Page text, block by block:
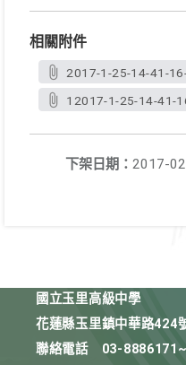
相關附件
2017-1-25-14-41-
12017-1-25-14-41-
下架日期： 2017-
國立玉里高級中學
花蓮縣玉里鎮中華路424
聯絡電話
03-